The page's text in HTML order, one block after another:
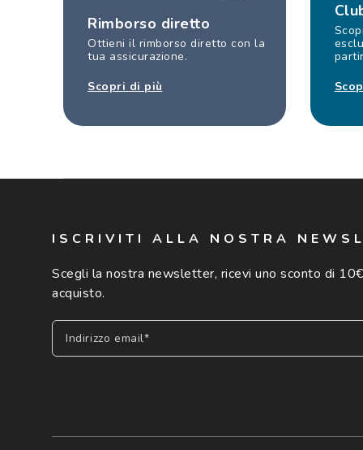
Rimborso diretto
Ottieni il rimborso diretto con la
tua assicurazione.
Scopri di più
ISCRIVITI ALLA NOSTRA
Scegli la nostra newsletter, ricevi uno sconto di
acquisto.
Indirizzo email*